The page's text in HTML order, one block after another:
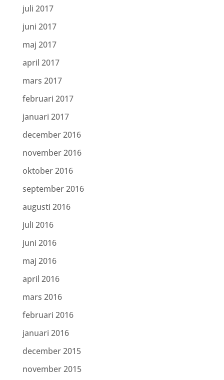
juli 2017
juni 2017
maj 2017
april 2017
mars 2017
februari 2017
januari 2017
december 2016
november 2016
oktober 2016
september 2016
augusti 2016
juli 2016
juni 2016
maj 2016
april 2016
mars 2016
februari 2016
januari 2016
december 2015
november 2015